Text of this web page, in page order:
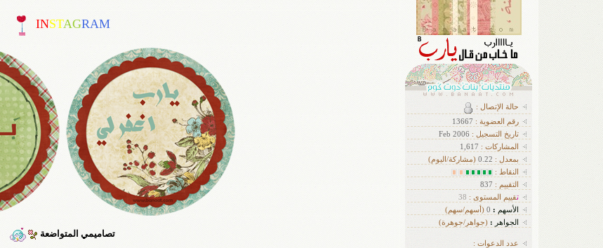
حالة الإتصال :
رقم العضوية : 13667
تاريخ التسجيل : Feb 2006
المشاركات : 1,617
بمعدل : 0.22 (مشاركة/اليوم)
النقاط :
التقييم : 837
تقييم المستوى : 38
الأسهم :
0 (أسهم/سهم)
الجواهر :(جواهر/جوهرة)
عدد الدعوات :
INSTAGRAM
تصاميمي المتواضعة